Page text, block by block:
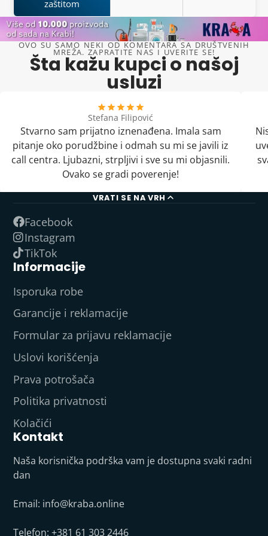
zaštitom
OVO SU SAMO NEKI OD KOMENTARA SA DRUŠTVENIH
MREŽA. ZAPRATITE NAS I UVERITE SE!
Šta kažu kupci o našoj
usluzi
Stefana Filipović
Stvarno sam prijatno iznenađena. Imala sam
pitanje oko porudžbine i odmah su mi se javili iz
call centra. Ljubazni, strpljivi i sve su mi objasnili.
Ovako se gradi poverenje!
VRATI SE NA VRH
Facebook
Instagram
TikTok
Informacije
Isporuka robe
Garancije i reklamacije
Formular za prijavu reklamacije
Uslovi korišćenja
Prava potrošača
Politika privatnosti
Kolačići
Kontakt
Naša korisnička podrška vam je dostupna svaki radni
dan
Email: info@kraba.online
Telefon: +381 61 303 2446